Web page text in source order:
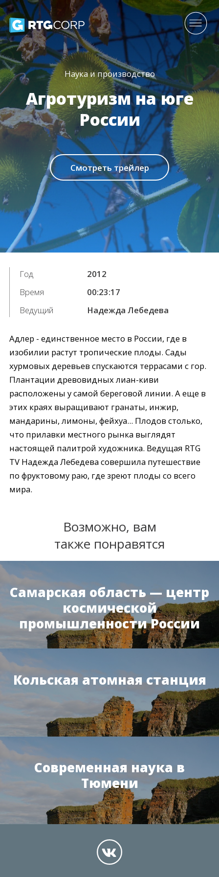
Наука и производство
Агротуризм на юге
России
Смотреть трейлер
Год
2012
Время
00:23:17
Ведущий
Надежда Лебедева
Адлер - единственное место в России, где в
изобилии растут тропические плоды. Сады
хурмовых деревьев спускаются террасами с гор.
Плантации древовидных лиан-киви
расположены у самой береговой линии. А еще в
этих краях выращивают гранаты, инжир,
мандарины, лимоны, фейхуа... Плодов столько,
что прилавки местного рынка выглядят
настоящей палитрой художника. Ведущая RTG
TV Надежда Лебедева совершила путешествие
по фруктовому раю, где зреют плоды со всего
мира.
Возможно, вам
также понравятся
Самарская область — центр
космической
промышленности России
Кольская атомная станция
Современная наука в
Тюмени